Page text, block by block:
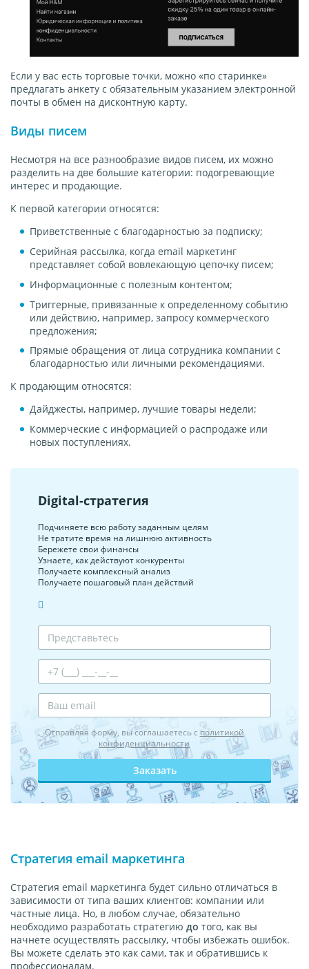
Если у вас есть торговые точки, можно «по старинке»
предлагать анкету с обязательным указанием электронной
почты в обмен на дисконтную карту.
Виды писем
Несмотря на все разнообразие видов писем, их можно
разделить на две большие категории: подогревающие
интерес и продающие.
К первой категории относятся:
Приветственные с благодарностью за подписку;
Серийная рассылка, когда email маркетинг
представляет собой вовлекающую цепочку писем;
Информационные с полезным контентом;
Триггерные, привязанные к определенному событию
или действию, например, запросу коммерческого
предложения;
Прямые обращения от лица сотрудника компании с
благодарностью или личными рекомендациями.
К продающим относятся:
Дайджесты, например, лучшие товары недели;
Коммерческие с информацией о распродаже или
новых поступлениях.
Digital-стратегия
Подчиняете всю работу заданным целям
Не тратите время на лишнюю активность
Бережете свои финансы
Узнаете, как действуют конкуренты
Получаете комплексный анализ
Получаете пошаговый план действий
Отправляя форму, вы соглашаетесь с политикой
конфиденциальности
Заказать
Стратегия email маркетинга
Стратегия email маркетинга будет сильно отличаться в
зависимости от типа ваших клиентов: компании или
частные лица. Но, в любом случае, обязательно
необходимо разработать стратегию до того, как вы
начнете осуществлять рассылку, чтобы избежать ошибок.
Вы можете сделать это как сами, так и обратившись к
профессионалам.